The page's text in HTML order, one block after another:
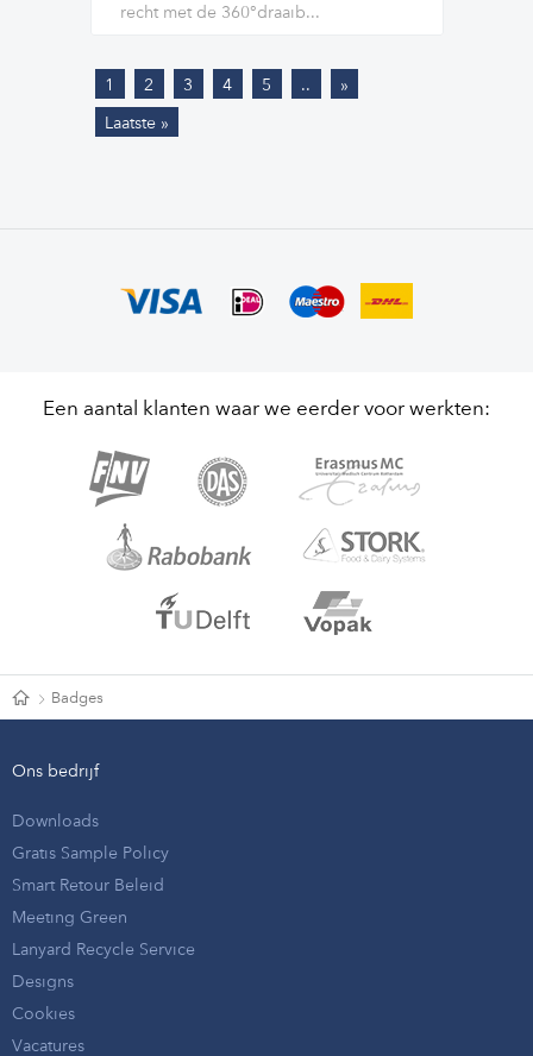
recht met de 360°draaib...
1 2 3 4 5 ..
»
Laatste »
Een aantal klanten waar we eerder voor werkten:
Badges
Ons bedrijf
Downloads
Gratis Sample Policy
Smart Retour Beleid
Meeting Green
Lanyard Recycle Service
Designs
Cookies
Vacatures